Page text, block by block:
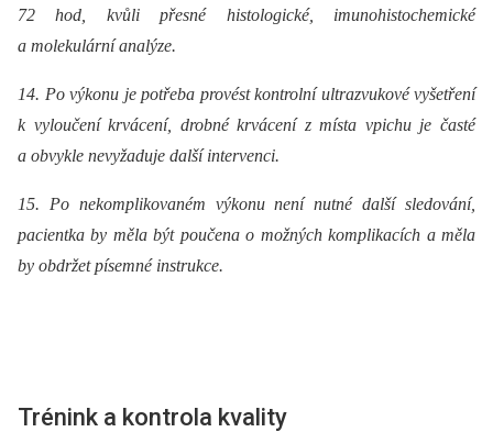
72 hod, kvůli přesné histologické, imunohistochemické
a molekulární analýze.
14. Po výkonu je potřeba provést kontrolní ultrazvukové vyšetření
k vyloučení krvácení, drobné krvácení z místa vpichu je časté
a obvykle nevyžaduje další intervenci.
15. Po nekomplikovaném výkonu není nutné další sledování,
pacientka by měla být poučena o možných komplikacích a měla
by obdržet písemné instrukce.
Trénink a kontrola kvality